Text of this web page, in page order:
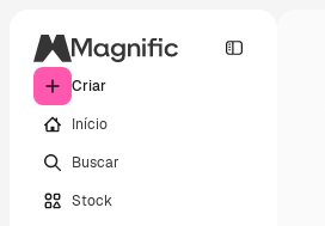
Criar
Início
Buscar
Stock